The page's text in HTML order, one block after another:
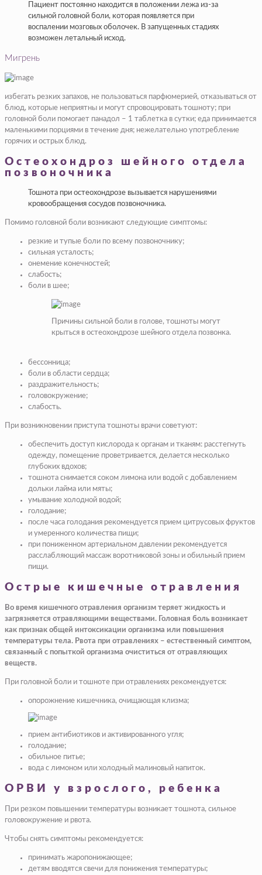
Пациент постоянно находится в положении лежа из-за
сильной головной боли, которая появляется при
воспалении мозговых оболочек. В запущенных стадиях
возможен летальный исход.
Мигрень
избегать резких запахов, не пользоваться парфюмерией, отказываться от
блюд, которые неприятны и могут спровоцировать тошноту; при
головной боли помогает панадол – 1 таблетка в сутки; еда принимается
маленькими порциями в течение дня; нежелательно употребление
горячих и острых блюд.
Остеохондроз шейного отдела
позвоночника
Тошнота при остеохондрозе вызывается нарушениями
кровообращения сосудов позвоночника.
Помимо головной боли возникают следующие симптомы:
резкие и тупые боли по всему позвоночнику;
сильная усталость;
онемение конечностей;
слабость;
боли в шее;
Причины сильной боли в голове, тошноты могут
крыться в остеохондрозе шейного отдела позвонка.
бессонница;
боли в области сердца;
раздражительность;
головокружение;
слабость.
При возникновении приступа тошноты врачи советуют:
обеспечить доступ кислорода к органам и тканям: расстегнуть
одежду, помещение проветривается, делается несколько
глубоких вдохов;
тошнота снимается соком лимона или водой с добавлением
дольки лайма или мяты;
умывание холодной водой;
голодание;
после часа голодания рекомендуется прием цитрусовых фруктов
и умеренного количества пищи;
при пониженном артериальном давлении рекомендуется
расслабляющий массаж воротниковой зоны и обильный прием
пищи.
Острые кишечные отравления
Во время кишечного отравления организм теряет жидкость и
загрязняется отравляющими веществами. Головная боль возникает
как признак общей интоксикации организма или повышения
температуры тела. Рвота при отравлениях – естественный симптом,
связанный с попыткой организма очиститься от отравляющих
веществ.
При головной боли и тошноте при отравлениях рекомендуется:
опорожнение кишечника, очищающая клизма;
прием антибиотиков и активированного угля;
голодание;
обильное питье;
вода с лимоном или холодный малиновый напиток.
ОРВИ у взрослого, ребенка
При резком повышении температуры возникает тошнота, сильное
головокружение и рвота.
Чтобы снять симптомы рекомендуется:
принимать жаропонижающее;
детям вводятся свечи для понижения температуры;